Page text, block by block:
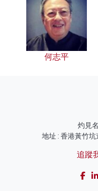
何志平
灼見
地址 : 香港黃竹
追蹤